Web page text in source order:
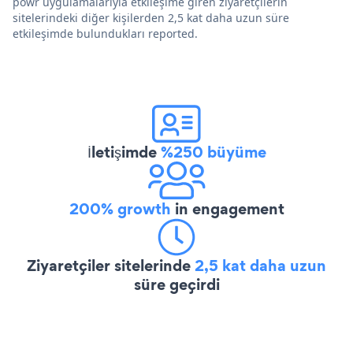
sitelerindeki diğer kişilerden 2,5 kat daha uzun süre
etkileşimde bulundukları reported.
İletişimde%250 büyüme
200% growth in engagement
Ziyaretçiler sitelerinde2,5 kat daha uzun
süre geçirdi